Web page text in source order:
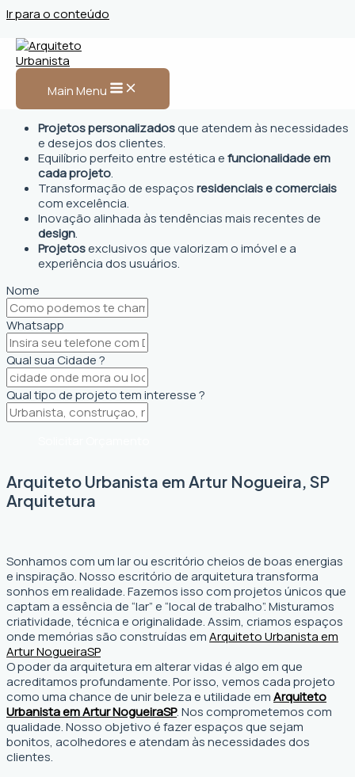
Ir para o conteúdo
Main Menu
Arquiteto Urbanista em
Artur Nogueira, SP
Projetos personalizadosque atendem às necessidades
e desejos dos clientes.
Equilíbrio perfeito entre estética efuncionalidade em
cada projeto.
Transformação de espaçosresidenciais e comerciais
com excelência.
Inovação alinhada às tendências mais recentes de
design.
Projetosexclusivos que valorizam o imóvel e a
experiência dos usuários.
Nome
Whatsapp
Qual sua Cidade ?
Qual tipo de projeto tem interesse ?
Arquiteto Urbanista em Artur Nogueira, SP
Arquitetura
Sonhamos com um lar ou escritório cheios de boas energias
e inspiração. Nosso escritório de arquitetura transforma
sonhos em realidade. Fazemos isso com projetos únicos que
captam a essência de “lar” e “local de trabalho”. Misturamos
criatividade, técnica e originalidade. Assim, criamos espaços
onde memórias são construídas emArquiteto Urbanista em
Artur NogueiraSP
O poder da arquitetura em alterar vidas é algo em que
acreditamos profundamente. Por isso, vemos cada projeto
como uma chance de unir beleza e utilidade emArquiteto
Urbanista em Artur NogueiraSP. Nos comprometemos com
qualidade. Nosso objetivo é fazer espaços que sejam
bonitos, acolhedores e atendam às necessidades dos
clientes.